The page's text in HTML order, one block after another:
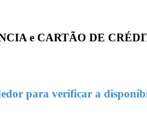
e CARTÃO DE
para verificar a